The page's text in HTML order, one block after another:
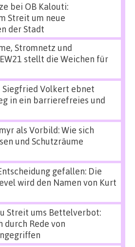
bei OB Kalouti:
Streit um neue
der Stadt
Stromnetz und
stellt die Weichen für
Siegfried Volkert ebnet
in ein barrierefreies und
als Vorbild: Wie sich
und Schutzräume
gefallen: Die
wird den Namen von Kurt
Streit ums Bettelverbot:
durch Rede von